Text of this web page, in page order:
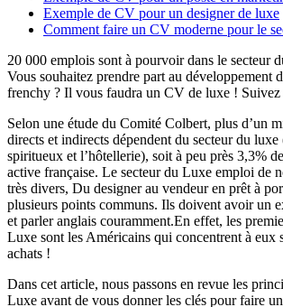
Exemple de CV pour un designer de luxe
Comment faire un CV moderne pour le
20 000 emplois sont à pourvoir dans le secteur
Vous souhaitez prendre part au développement
frenchy ? Il vous faudra un CV de luxe ! Suivez
Selon une étude du Comité Colbert, plus d’un
directs et indirects dépendent du secteur du
spiritueux et l’hôtellerie), soit à peu près 3,3%
active française. Le secteur du Luxe emploi de
très divers, Du designer au vendeur en prêt à
plusieurs points communs. Ils doivent avoir un
et parler anglais couramment.En effet, les
Luxe sont les Américains qui concentrent à eux
achats !
Dans cet article, nous passons en revue les
Luxe avant de vous donner les clés pour faire